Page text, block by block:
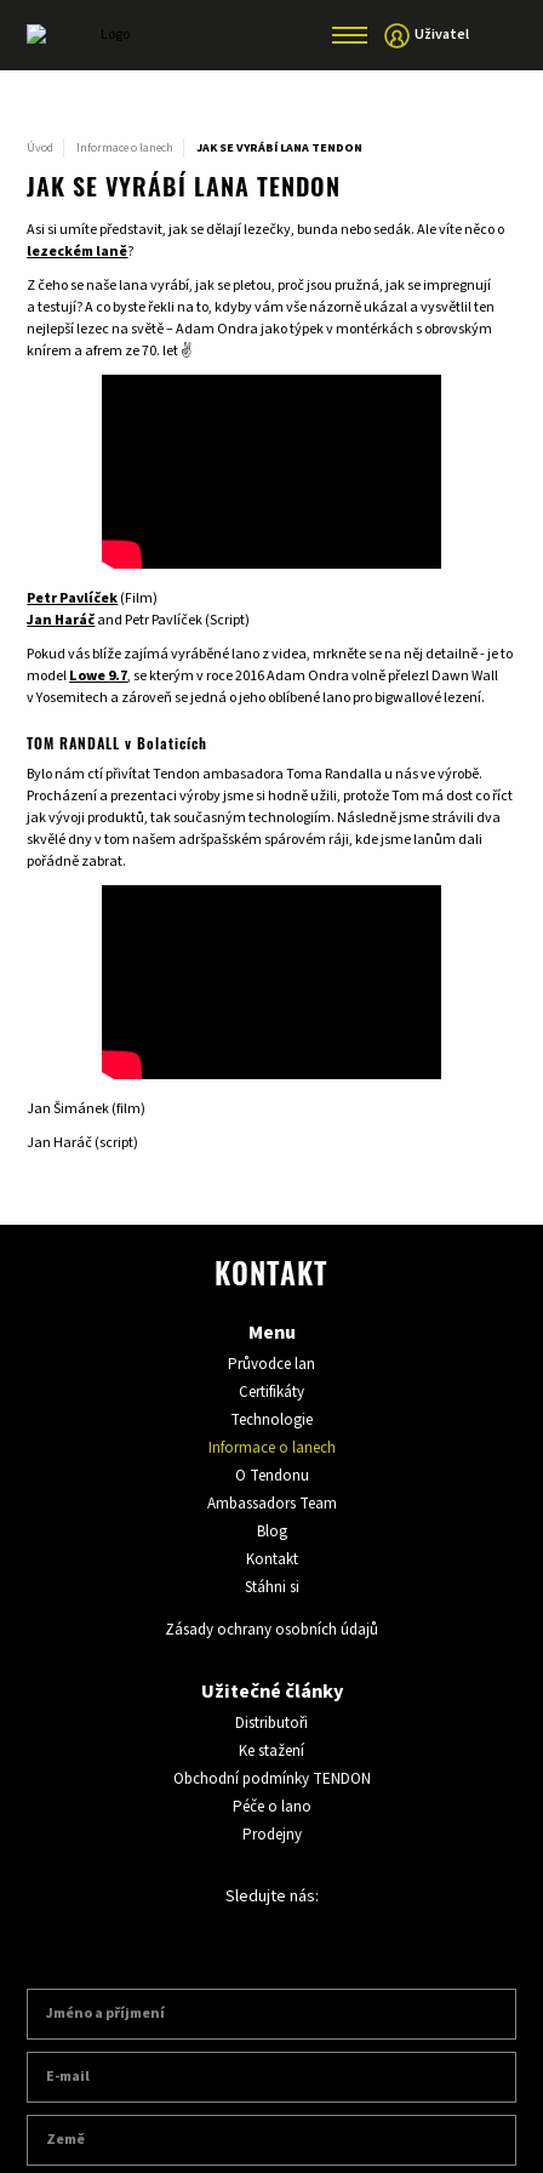
Uživatel
Úvod Informace o lanech JAK SE VYRÁBÍ LANA TENDON
JAK SE VYRÁBÍ LANA TENDON
Asi si umíte představit, jak se dělají lezečky, bunda nebo sedák. Ale víte něco o
lezeckém laně?
Z čeho se naše lana vyrábí, jak se pletou, proč jsou pružná, jak se impregnují
a testují? A co byste řekli na to, kdyby vám vše názorně ukázal a vysvětlil ten
nejlepší lezec na světě – Adam Ondra jako týpek v montérkách s obrovským
knírem a afrem ze 70. let ✌️
Petr Pavlíček(Film)
Jan Haráčand Petr Pavlíček (Script)
Pokud vás blíže zajímá vyráběné lano z videa, mrkněte se na něj detailně - je to
modelLowe 9.7, se kterým v roce 2016 Adam Ondra volně přelezl Dawn Wall
v Yosemitech a zároveň se jedná o jeho oblíbené lano pro bigwallové lezení.
TOM RANDALL v Bolaticích
Bylo nám ctí přivítat Tendon ambasadora Toma Randalla u nás ve výrobě.
Procházení a prezentaci výroby jsme si hodně užili, protože Tom má dost co říct
jak vývoji produktů, tak současným technologiím. Následně jsme strávili dva
skvělé dny v tom našem adršpašském spárovém ráji, kde jsme lanům dali
pořádně zabrat.
Jan Šimánek (film)
Jan Haráč (script)
KONTAKT
Menu
Průvodce lan
Certifikáty
Technologie
Informace o lanech
O Tendonu
Ambassadors Team
Blog
Kontakt
Stáhni si
Zásady ochrany osobních údajů
Užitečné články
Distributoři
Ke stažení
Obchodní podmínky TENDON
Péče o lano
Prodejny
Sledujte nás: